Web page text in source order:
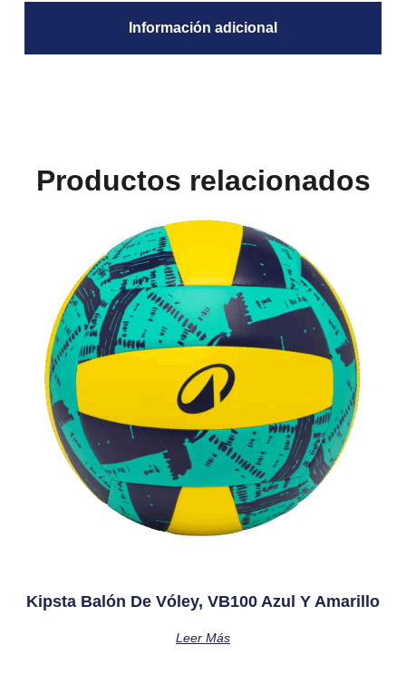
Información adicional
Productos relacionados
Kipsta Balón De Vóley, VB100 Azul Y Amarillo
Leer Más